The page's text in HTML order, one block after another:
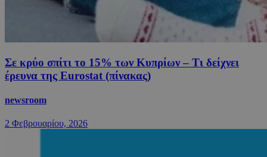
Σε κρύο σπίτι το 15% των Κυπρίων – Τι δείχνει
έρευνα της Eurostat (πίνακας)
newsroom
2 Φεβρουαρίου, 2026